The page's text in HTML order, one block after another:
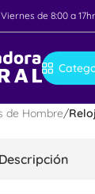
de 8:00 a
de Hombre/
Descripción